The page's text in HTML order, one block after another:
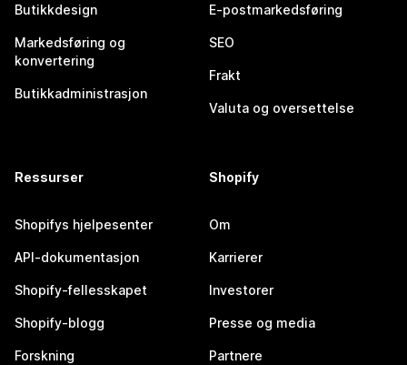
Butikkdesign
Markedsføring og
konvertering
Butikkadministrasjon
E-postmarkedsføring
SEO
Frakt
Valuta og oversettelse
Ressurser
Shopifys hjelpesenter
API-dokumentasjon
Shopify-fellesskapet
Shopify-blogg
Forskning
Shopify
Om
Karrierer
Investorer
Presse og media
Partnere